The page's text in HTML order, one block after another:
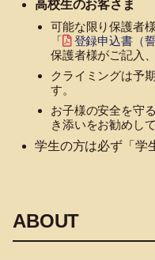
高校生のお客さま
可能な限り保護者
「
登録申込書（誓
保護者様がご記入
クライミングは予
す。
お子様の安全を守
き添いをお勧めし
学生の方は必ず「学
ABOUT